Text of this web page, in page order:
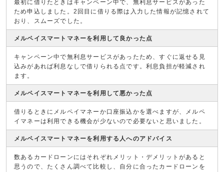
最初に借りたときはキャンペーン中で、無利息サービスがあった
ため申込しました。2回目に借りる際は入力した情報が記憶されて
おり、スムーズでした。
メルペイスマートマネーを利用して良かった点
キャンペーン中で無利息サービスがあったため、すぐに返せる見
込みがあれば利息なしで借りられる点です。利息負担が軽減され
ます。
メルペイスマートマネーを利用して悪かった点
借りるときにメルペイマネーか口座振込かを選べますが、メルペ
イマネーは利用できる機会が少ないので必要ないと思いました。
メルペイスマートマネーを利用する人へのアドバイス
数あるカードローンにはそれぞれメリット・デメリットがあると
思うので、たくさん調べて比較し、自分に合ったカードローンを